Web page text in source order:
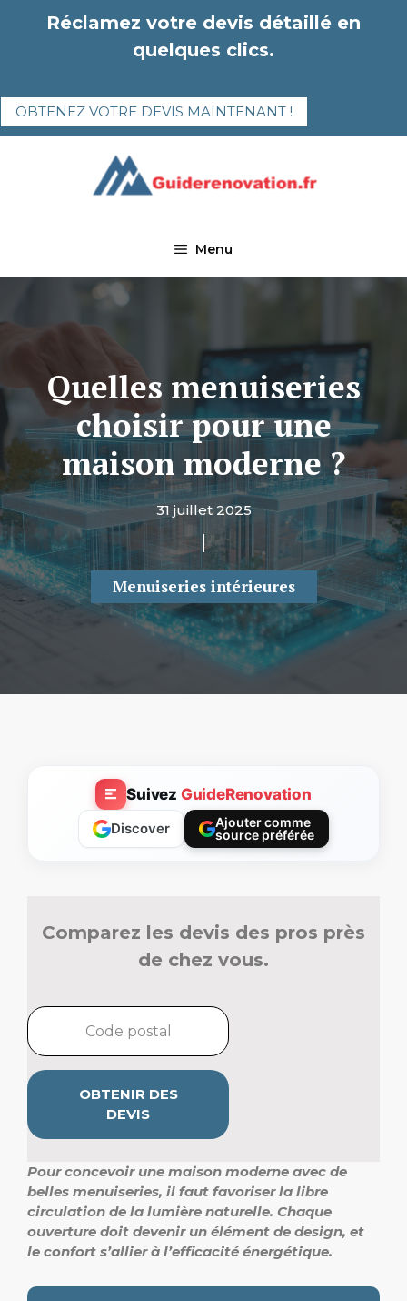
Réclamez votre devis détaillé en
quelques clics.
OBTENEZ VOTRE DEVIS MAINTENANT !
Menu
Quelles menuiseries
choisir pour une
maison moderne ?
31 juillet 2025
Menuiseries intérieures
Suivez GuideRenovation
Discover
Ajouter comme
source préférée
Comparez les devis des pros près
de chez vous.
OBTENIR DES
DEVIS
Pour concevoir une maison moderne avec de
belles menuiseries, il faut favoriser la libre
circulation de la lumière naturelle. Chaque
ouverture doit devenir un élément de design, et
le confort s’allier à l’efficacité énergétique.